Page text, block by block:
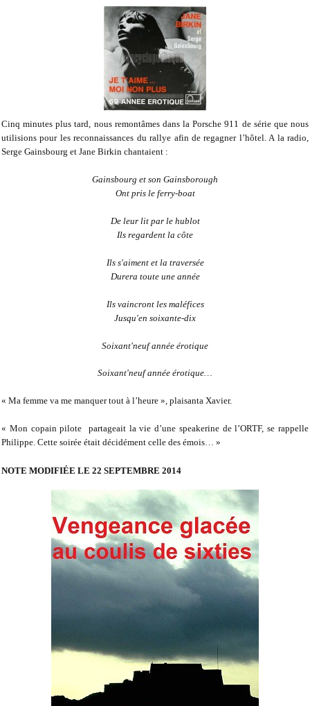
Cinq minutes plus tard, nous remontâmes dans la Porsche 911 de série que nous
utilisions pour les reconnaissances du rallye afin de regagner l’hôtel. A la radio,
Serge Gainsbourg et Jane Birkin chantaient :
Gainsbourg et son Gainsborough
Ont pris le ferry-boat
De leur lit par le hublot
Ils regardent la côte
Ils s'aiment et la traversée
Durera toute une année
Ils vaincront les maléfices
Jusqu'en soixante-dix
Soixant'neuf année érotique
Soixant'neuf année érotique…
« Ma femme va me manquer tout à l’heure », plaisanta Xavier.
« Mon copain pilote
partageait la vie d’une speakerine de l’ORTF, se rappelle
Philippe. Cette soirée était décidément celle des émois… »
NOTE MODIFIÉE LE 22 SEPTEMBRE 2014